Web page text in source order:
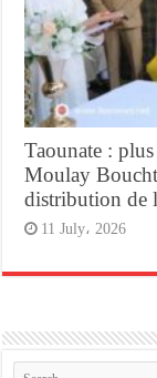
Taounate :
Moulay
distribution de
11 July، 2026